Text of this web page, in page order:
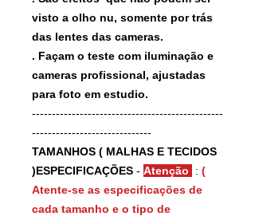
visto a olho nu, somente por trás
das lentes das cameras.
. Façam o teste com iluminação e
cameras profissional, ajustadas
para foto em estudio.
------------------------------------------------
------------------------------
TAMANHOS ( MALHAS E TECIDOS
)ESPECIFICAÇÕES - Atenção : (
Atente-se as especificações de
cada tamanho e o tipo de